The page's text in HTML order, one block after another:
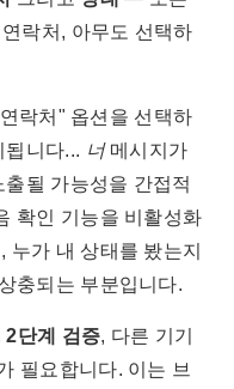
락처, 아무도 선택하
락처" 옵션을 선택하
됩니다... 너메시지가
될 가능성을 간접적
확인 기능을 비활성화
가 내 상태를 봤는지
충되는 부분입니다.
2단계 검증, 다른 기기
필요합니다. 이는 브